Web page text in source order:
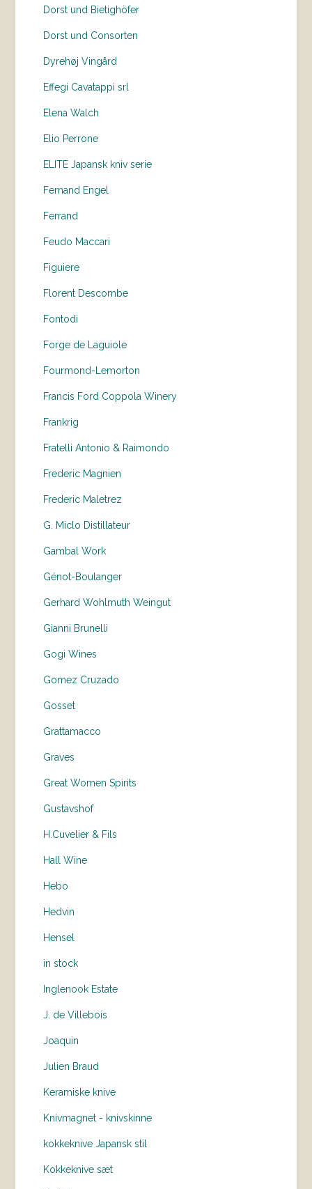
Dorst und Bietighöfer
Dorst und Consorten
Dyrehøj Vingård
Effegi Cavatappi srl
Elena Walch
Elio Perrone
ELITE Japansk kniv serie
Fernand Engel
Ferrand
Feudo Maccari
Figuiere
Florent Descombe
Fontodi
Forge de Laguiole
Fourmond-Lemorton
Francis Ford Coppola Winery
Frankrig
Fratelli Antonio & Raimondo
Frederic Magnien
Frederic Maletrez
G. Miclo Distillateur
Gambal Work
Génot-Boulanger
Gerhard Wohlmuth Weingut
Gianni Brunelli
Gogi Wines
Gomez Cruzado
Gosset
Grattamacco
Graves
Great Women Spirits
Gustavshof
H.Cuvelier & Fils
Hall Wine
Hebo
Hedvin
Hensel
in stock
Inglenook Estate
J. de Villebois
Joaquin
Julien Braud
Keramiske knive
Knivmagnet - knivskinne
kokkeknive Japansk stil
Kokkeknive sæt